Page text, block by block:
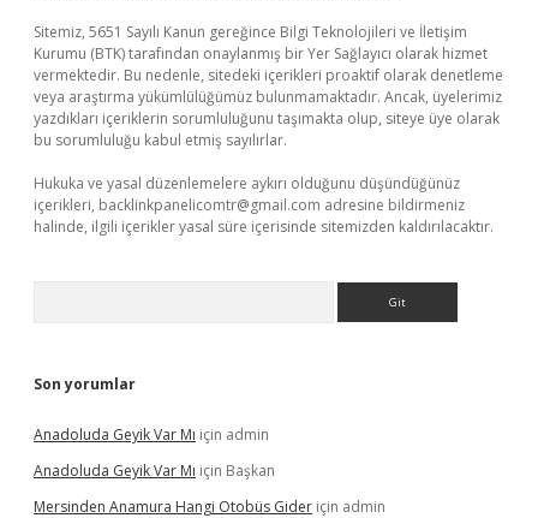
Sitemiz, 5651 Sayılı Kanun gereğince Bilgi Teknolojileri ve İletişim
Kurumu (BTK) tarafından onaylanmış bir Yer Sağlayıcı olarak hizmet
vermektedir. Bu nedenle, sitedeki içerikleri proaktif olarak denetleme
veya araştırma yükümlülüğümüz bulunmamaktadır. Ancak, üyelerimiz
yazdıkları içeriklerin sorumluluğunu taşımakta olup, siteye üye olarak
bu sorumluluğu kabul etmiş sayılırlar.
Hukuka ve yasal düzenlemelere aykırı olduğunu düşündüğünüz
içerikleri, backlinkpanelicomtr@gmail.com adresine bildirmeniz
halinde, ilgili içerikler yasal süre içerisinde sitemizden kaldırılacaktır.
Son yorumlar
Anadoluda Geyik Var Mı için admin
Anadoluda Geyik Var Mı için Başkan
Mersinden Anamura Hangi Otobüs Gider için admin